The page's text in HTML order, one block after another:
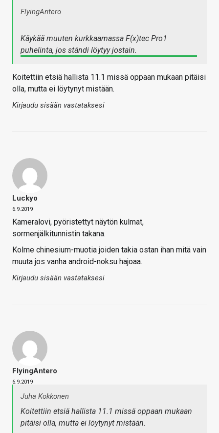
FlyingAntero
Käykää muuten kurkkaamassa F(x)tec Pro1
puhelinta, jos ständi löytyy jostain.
Koitettiin etsiä hallista 11.1 missä oppaan mukaan pitäisi
olla, mutta ei löytynyt mistään.
Kirjaudu sisään vastataksesi
Luckyo
6.9.2019
Kameralovi, pyöristettyt näytön kulmat,
sormenjälkitunnistin takana.
Kolme chinesium-muotia joiden takia ostan ihan mitä vain
muuta jos vanha android-noksu hajoaa.
Kirjaudu sisään vastataksesi
FlyingAntero
6.9.2019
Juha Kokkonen
Koitettiin etsiä hallista 11.1 missä oppaan mukaan
pitäisi olla, mutta ei löytynyt mistään.